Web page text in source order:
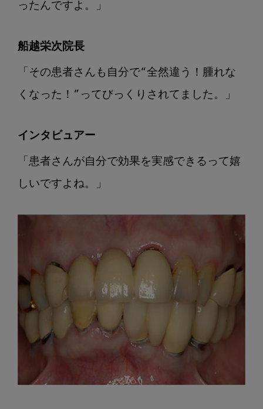
ったんですよ。」
船越栄次院長
「その患者さんも自分で“全然違う！腫れな
くなった！”ってびっくりされてました。」
インタビュアー
「患者さんが自分で効果を実感できるって嬉
しいですよね。」